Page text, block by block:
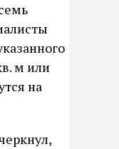
м или
на